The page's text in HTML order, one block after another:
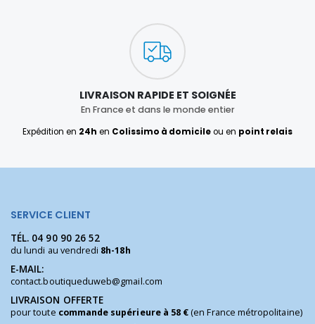
LIVRAISON RAPIDE ET SOIGNÉE
En France et dans le monde entier
Expédition en 24h en Colissimo à domicileou en point relais
SERVICE CLIENT
TÉL. 04 90 90 26 52
du lundi au vendredi 8h-18h
E-MAIL:
contact.boutiqueduweb@gmail.com
LIVRAISON OFFERTE
pour toute commande supérieure à 58 €(en France métropolitaine)